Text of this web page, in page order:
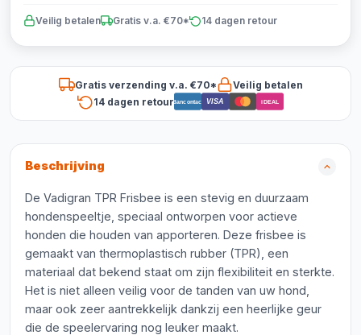
Veilig betalen Gratis v.a. €70* 14 dagen retour
Gratis verzending v.a. €70*
Veilig betalen
14 dagen retourBancontact VISA iDEAL
Beschrijving
De Vadigran TPR Frisbee is een stevig en duurzaam
hondenspeeltje, speciaal ontworpen voor actieve
honden die houden van apporteren. Deze frisbee is
gemaakt van thermoplastisch rubber (TPR), een
materiaal dat bekend staat om zijn flexibiliteit en sterkte.
Het is niet alleen veilig voor de tanden van uw hond,
maar ook zeer aantrekkelijk dankzij een heerlijke geur
die de speelervaring nog leuker maakt.